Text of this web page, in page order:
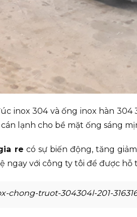
304 và ống inox hàn 304
lạnh cho bề mặt ống sáng
re có sự biến động, tăng
ngay với công ty tôi để được hỗ
truot-304304l-201-